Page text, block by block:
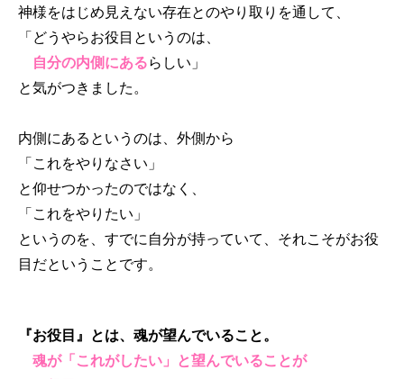
神様をはじめ見えない存在とのやり取りを通して、
「どうやらお役目というのは、
自分の内側にあるらしい」
と気がつきました。
内側にあるというのは、外側から
「これをやりなさい」
と仰せつかったのではなく、
「これをやりたい」
というのを、すでに自分が持っていて、それこそがお役
目だということです。
『お役目』とは、魂が望んでいること。
魂が「これがしたい」と望んでいることが